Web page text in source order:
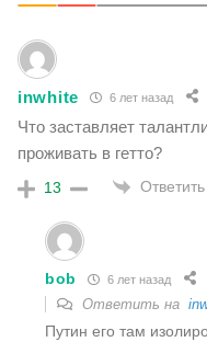
inwhite 6 лет назад
Что заставляет
проживать в гетто?
13 Ответить
bob 6 лет назад
Ответить на
Путин его там